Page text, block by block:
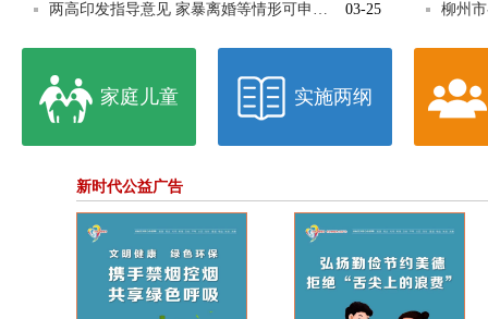
两高印发指导意见 家暴离婚等情形可申请民事支持起诉 03-25 柳州
家庭儿童 实施两纲